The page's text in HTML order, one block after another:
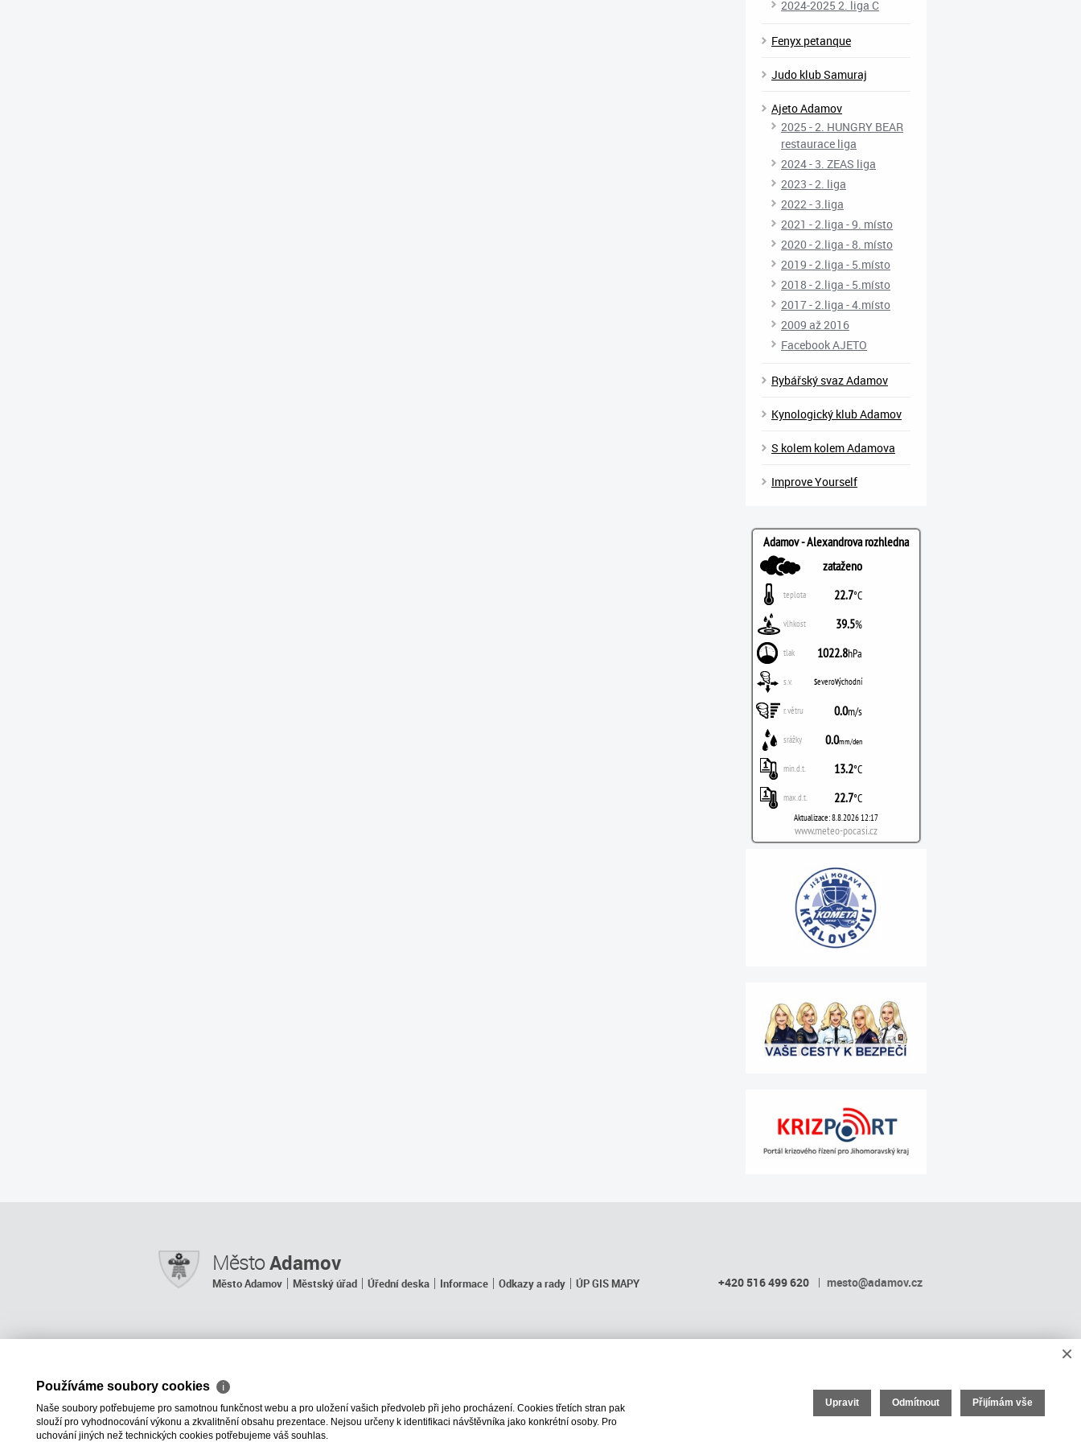
2024-2025 2. liga C
Fenyx petanque
Judo klub Samuraj
Ajeto Adamov
2025 - 2. HUNGRY BEAR
restaurace liga
2024 - 3. ZEAS liga
2023 - 2. liga
2022 - 3.liga
2021 - 2.liga - 9. místo
2020 - 2.liga - 8. místo
2019 - 2.liga - 5.místo
2018 - 2.liga - 5.místo
2017 - 2.liga - 4.místo
2009 až 2016
Facebook AJETO
Rybářský svaz Adamov
Kynologický klub Adamov
S kolem kolem Adamova
Improve Yourself
MěstoAdamov
Město Adamov Městský úřad Úřední deska Informace Odkazy a rady ÚP GIS MAPY +420 516 499 620 mesto@adamov.cz
×
Používáme soubory cookies ℹ
Naše soubory potřebujeme pro samotnou funkčnost webu a pro uložení vašich předvoleb při jeho procházení. Cookies třetích stran pak
slouží pro vyhodnocování výkonu a zkvalitnění obsahu prezentace. Nejsou určeny k identifikaci návštěvníka jako konkrétní osoby. Pro
uchování jiných než technických cookies potřebujeme váš souhlas.
Upravit Odmítnout Přijímám vše